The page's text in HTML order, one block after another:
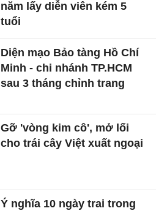
năm lấy diễn viên kém 5
tuổi
Diện mạo Bảo tàng Hồ Chí
Minh - chi nhánh TP.HCM
sau 3 tháng chỉnh trang
Gỡ 'vòng kim cô', mở lối
cho trái cây Việt xuất ngoại
Ý nghĩa 10 ngày trai trong